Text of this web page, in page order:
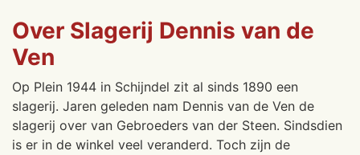
Over Slagerij Dennis van de
Ven
Op Plein 1944 in Schijndel zit al sinds 1890 een
slagerij. Jaren geleden nam Dennis van de Ven de
slagerij over van Gebroeders van der Steen. Sindsdien
is er in de winkel veel veranderd. Toch zijn de